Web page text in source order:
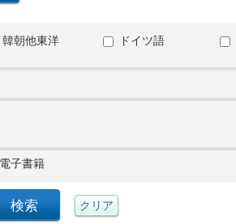
韓朝他東洋 ドイツ語
電子書籍